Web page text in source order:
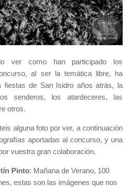
ver como han participado los
al ser la temática libre, ha
fiestas de San Isidro años atrás, la
senderos, los atardeceres, las
otros.
alguna foto por ver, a continuación
aportadas al concurso, y una
vuestra gran colaboración.
Pinto: Mañana de Verano, 100
estas son las imágenes que nos